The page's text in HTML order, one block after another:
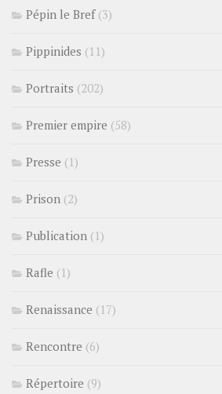
Pépin le Bref(3)
Pippinides (11)
Portraits (202)
Premier empire (58)
Presse (1)
Prison (2)
Publication (1)
Rafle (1)
Renaissance (17)
Rencontre (6)
Répertoire (9)